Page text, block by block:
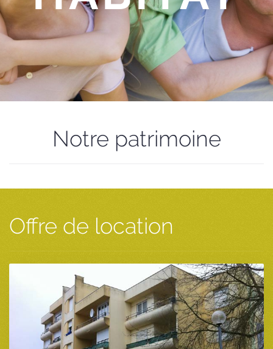
Notre patrimoine
Offre de location